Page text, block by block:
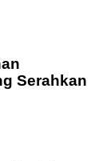
Serahkan